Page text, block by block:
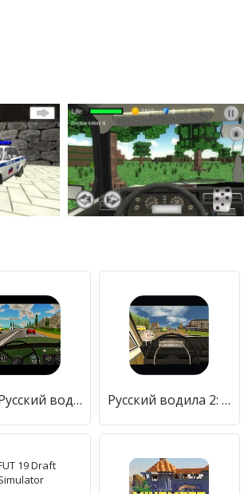
Вояж: Русский водила Русский водила 2: На Байкал